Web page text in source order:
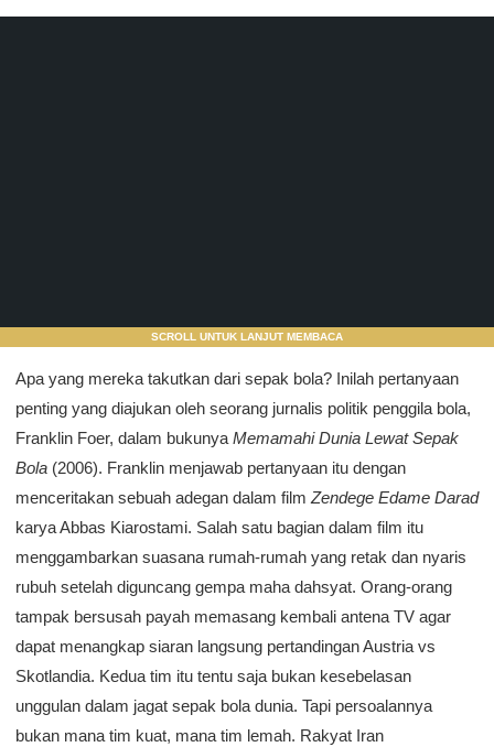
SCROLL UNTUK LANJUT MEMBACA
Apa yang mereka takutkan dari sepak bola? Inilah pertanyaan
penting yang diajukan oleh seorang jurnalis politik penggila bola,
Franklin Foer, dalam bukunyaMemamahi Dunia Lewat Sepak
Bola (2006). Franklin menjawab pertanyaan itu dengan
menceritakan sebuah adegan dalam filmZendege Edame Darad
karya Abbas Kiarostami. Salah satu bagian dalam film itu
menggambarkan suasana rumah-rumah yang retak dan nyaris
rubuh setelah diguncang gempa maha dahsyat. Orang-orang
tampak bersusah payah memasang kembali antena TV agar
dapat menangkap siaran langsung pertandingan Austria vs
Skotlandia. Kedua tim itu tentu saja bukan kesebelasan
unggulan dalam jagat sepak bola dunia. Tapi persoalannya
bukan mana tim kuat, mana tim lemah. Rakyat Iran